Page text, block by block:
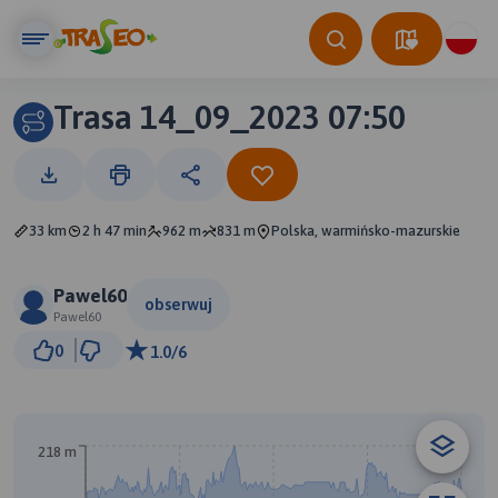
Trasa 14_09_2023 07:50
33 km 2 h 47 min 962 m 831 m Polska, warmińsko-mazurskie
Pawel60
Pawel60
obserwuj
0 1.0/6
218 m